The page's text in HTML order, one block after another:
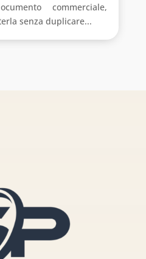
commerciale,
senza duplicare...